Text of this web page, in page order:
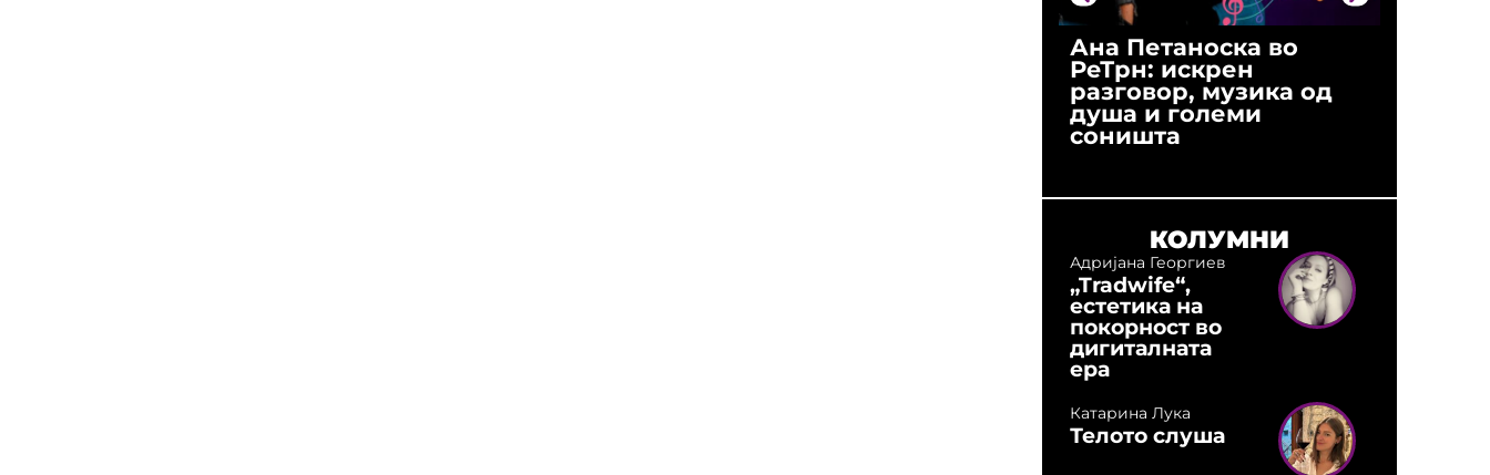
Ана Петаноска во
РеТрн: искрен
разговор, музика од
душа и големи
соништа
КОЛУМНИ
Адријана Георгиев
„Tradwife“,
естетика на
покорност во
дигиталната
ера
Катарина Лука
Телото слуша